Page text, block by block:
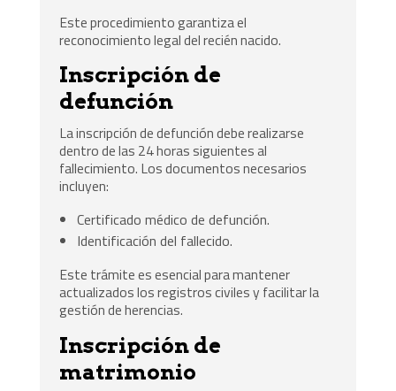
Este procedimiento garantiza el
reconocimiento legal del recién nacido.
Inscripción de
defunción
La inscripción de defunción debe realizarse
dentro de las 24 horas siguientes al
fallecimiento. Los documentos necesarios
incluyen:
Certificado médico de defunción.
Identificación del fallecido.
Este trámite es esencial para mantener
actualizados los registros civiles y facilitar la
gestión de herencias.
Inscripción de
matrimonio